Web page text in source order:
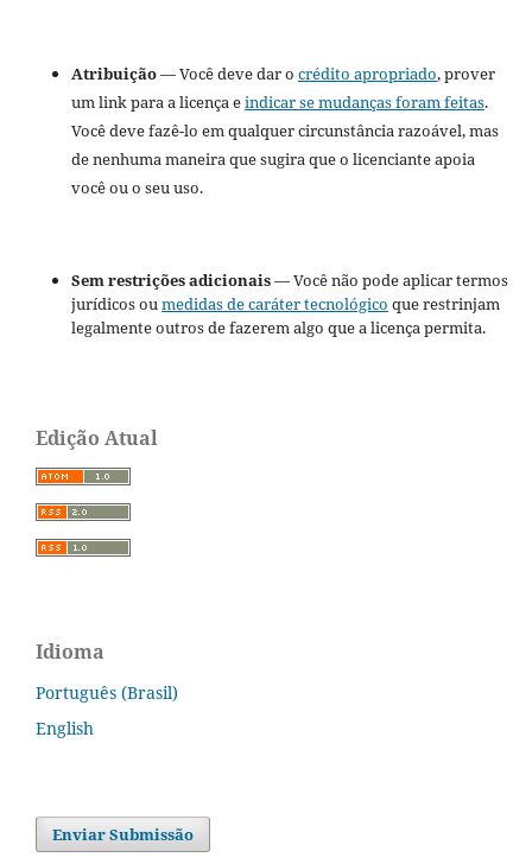
Atribuição— Você deve dar o crédito apropriado, prover
um link para a licença eindicar se mudanças foram feitas.
Você deve fazê-lo em qualquer circunstância razoável, mas
de nenhuma maneira que sugira que o licenciante apoia
você ou o seu uso.
Sem restrições adicionais— Você não pode aplicar termos
jurídicos oumedidas de caráter tecnológico que restrinjam
legalmente outros de fazerem algo que a licença permita.
Edição Atual
Idioma
Português (Brasil)
English
Enviar Submissão